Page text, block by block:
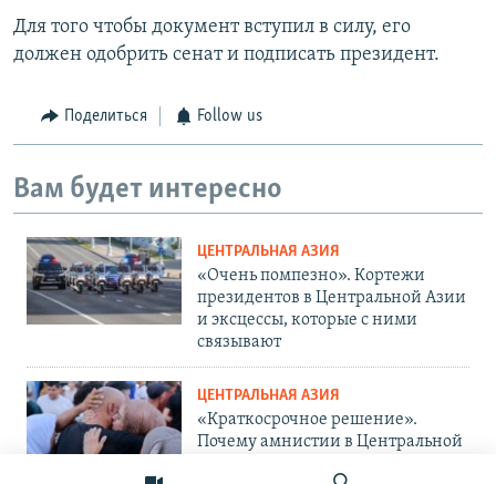
Для того чтобы документ вступил в силу, его
должен одобрить сенат и подписать президент.
Поделиться Follow us
Вам будет интересно
ЦЕНТРАЛЬНАЯ АЗИЯ
«Очень помпезно». Кортежи
президентов в Центральной Азии
и эксцессы, которые с ними
связывают
ЦЕНТРАЛЬНАЯ АЗИЯ
«Краткосрочное решение».
Почему амнистии в Центральной